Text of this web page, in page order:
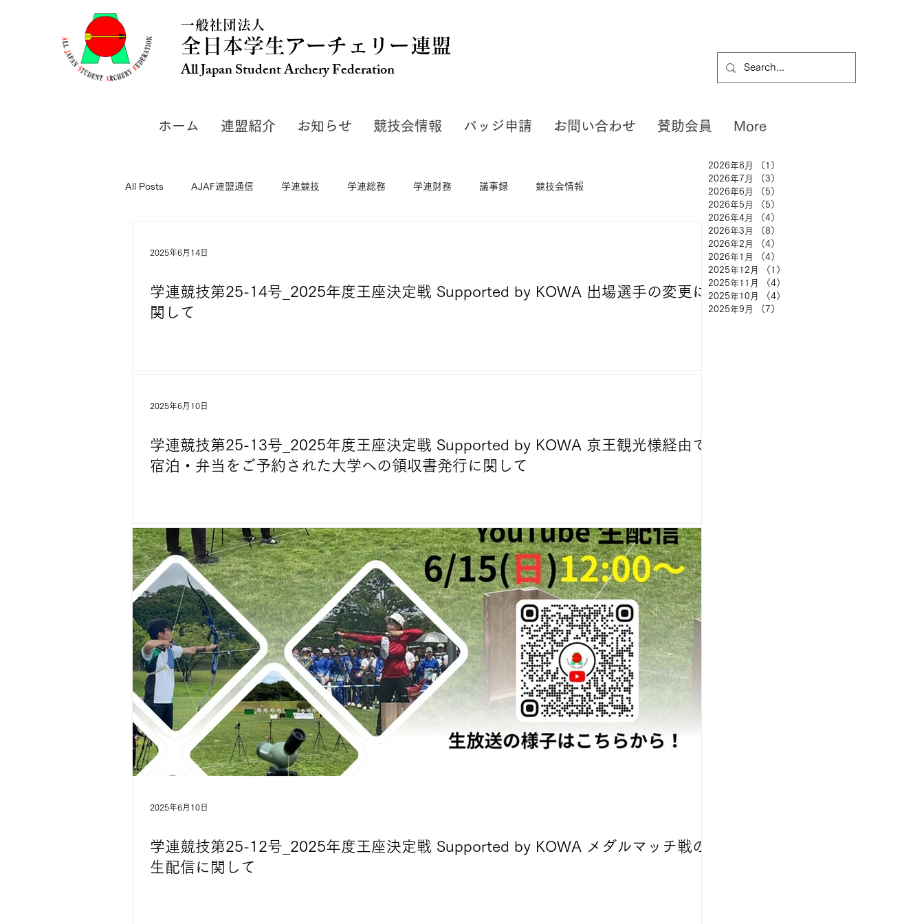
一般社団法人
全日本学生アーチェリー連盟
All Japan Student Archery Federation
ホーム 連盟紹介 お知らせ 競技会情報 バッジ申請 お問い合わせ 賛助会員 More
All Posts AJAF連盟通信 学連競技 学連総務 学連財務 議事録 競技会情報
学連競技第25-14号_2025年度王座決定戦 Supported by KOWA 出場選手の変更に
関して
2025年6月14日
学連競技第25-13号_2025年度王座決定戦 Supported by KOWA 京王観光様経由で
宿泊・弁当をご予約された大学への領収書発行に関して
2025年6月10日
学連競技第25-12号_2025年度王座決定戦 Supported by KOWA メダルマッチ戦の
生配信に関して
2025年6月10日
2026年8月 （1）
2026年7月
（3）
2026年6月
（5）
2026年5月
（5）
2026年4月
（4）
2026年3月
（8）
2026年2月
（4）
2026年1月
（4）
2025年12月
（1）
2025年11月
（4）
2025年10月
（4）
2025年9月
（7）